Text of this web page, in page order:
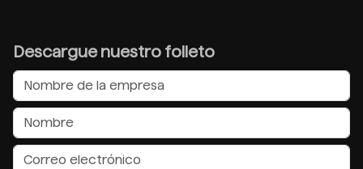
Descargue nuestro folleto